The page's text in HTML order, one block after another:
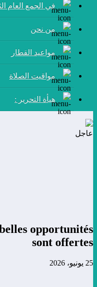
من نحن
مواعيد القطار
مواقيت الصلاة
هيأة التحرير :
عاجل
opportunités
sont offertes
25 يونيو، 2026